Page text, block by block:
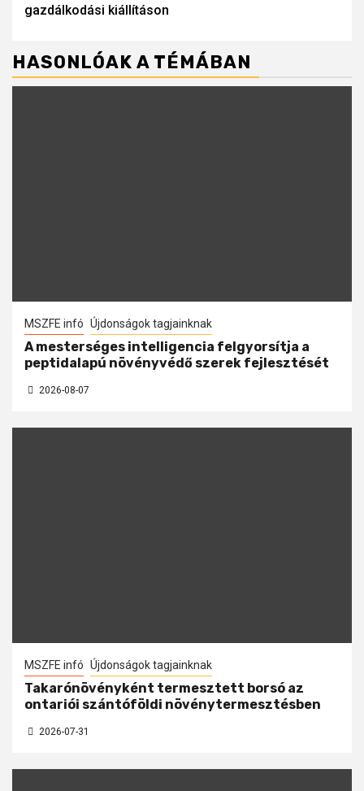
gazdálkodási kiállításon
HASONLÓAK A TÉMÁBAN
MSZFE infó Újdonságok tagjainknak
A mesterséges intelligencia felgyorsítja a
peptidalapú növényvédő szerek fejlesztését
2026-08-07
MSZFE infó Újdonságok tagjainknak
Takarónövényként termesztett borsó az
ontariói szántóföldi növénytermesztésben
2026-07-31